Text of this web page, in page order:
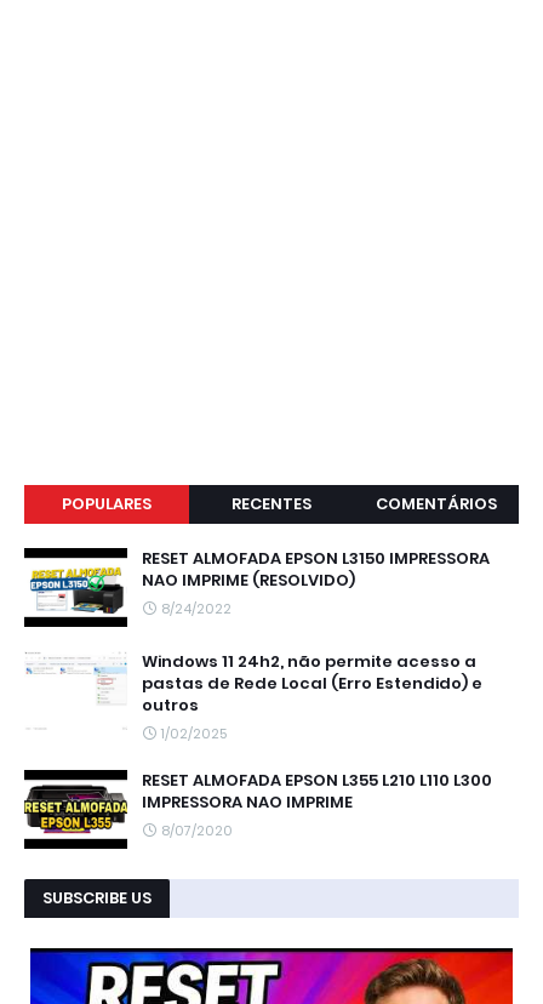
POPULARES RECENTES COMENTÁRIOS
RESET ALMOFADA EPSON L3150 IMPRESSORA
NAO IMPRIME (RESOLVIDO)
8/24/2022
Windows 11 24h2, não permite acesso a
pastas de Rede Local (Erro Estendido) e
outros
1/02/2025
RESET ALMOFADA EPSON L355 L210 L110 L300
IMPRESSORA NAO IMPRIME
8/07/2020
SUBSCRIBE US